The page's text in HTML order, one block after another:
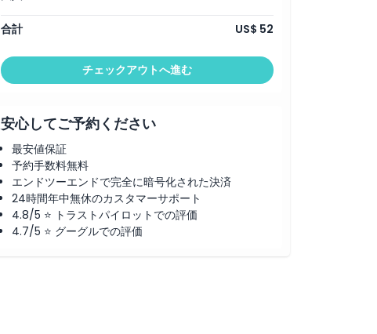
合計 US$ 52
チェックアウトへ進む
安心してご予約ください
最安値保証
予約手数料無料
エンドツーエンドで完全に暗号化された決済
24時間年中無休のカスタマーサポート
4.8/5 ⭐ トラストパイロットでの評価
4.7/5 ⭐ グーグルでの評価